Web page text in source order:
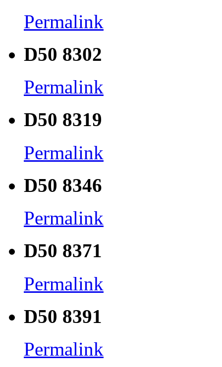
Permalink
D50 8302
Permalink
D50 8319
Permalink
D50 8346
Permalink
D50 8371
Permalink
D50 8391
Permalink